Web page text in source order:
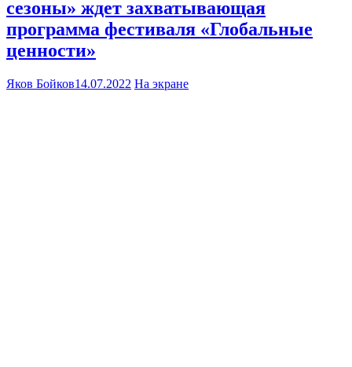
сезоны» ждет захватывающая
программа фестиваля «Глобальные
ценности»
Яков Бойков14.07.2022 На экране